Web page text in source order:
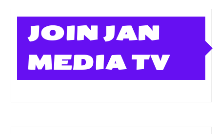
JOIN JAN
MEDIA TV